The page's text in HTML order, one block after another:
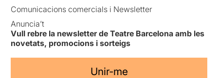
Comunicacions comercials i Newsletter
Anuncia’t
Vull rebre la newsletter de Teatre Barcelona amb les
novetats, promocions i sorteigs
Unir-me